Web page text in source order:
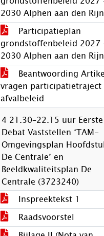
2030 Alphen aan den Rijn
Participatieplan
grondstoffenbeleid
2030 Alphen aan den Rijn
Beantwoording
vragen participatietraject
afvalbeleid
4 21.30–22.15 uur Eerste
Debat Vaststellen ‘TAM-
Omgevingsplan
De Centrale’ en
Beeldkwaliteitsplan De
Centrale (3723240)
Inspreektekst 1
Raadsvoorstel